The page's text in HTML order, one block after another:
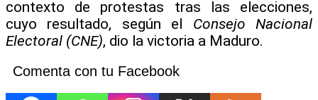
contexto de protestas tras las elecciones,
cuyo resultado, según el Consejo Nacional
Electoral (CNE), dio la victoria a Maduro.
Comenta con tu Facebook